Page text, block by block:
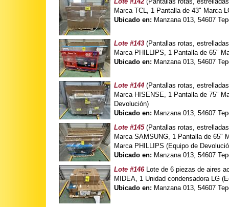
Marca TCL, 1 Pantalla de 43" Marca
Ubicado en: Manzana 013, 54607
Lote #143 (Pantallas rotas,
Marca PHILLIPS, 1 Pantalla de 65"
Ubicado en: Manzana 013, 54607
Lote #144 (Pantallas rotas,
Marca HISENSE, 1 Pantalla de 75"
Devolución)
Ubicado en: Manzana 013, 54607
Lote #145(Pantallas rotas,
Marca SAMSUNG, 1 Pantalla de 65"
Marca PHILLIPS (Equipo de
Ubicado en: Manzana 013, 54607
Lote #146Lote de 6 piezas de aires
MIDEA, 1 Unidad condensadora LG
Ubicado en: Manzana 013, 54607